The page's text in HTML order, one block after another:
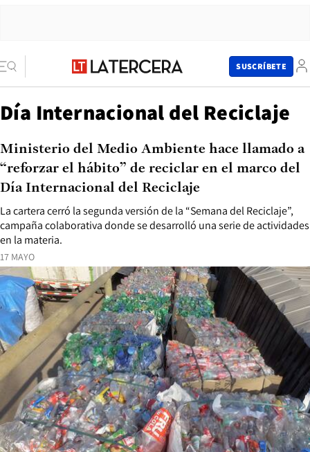
SUSCRÍBETE
Día Internacional del Reciclaje
17 MAYO
La cartera cerró la segunda versión de la “Semana del Reciclaje”,
campaña colaborativa donde se desarrolló una serie de actividades
en la materia.
Ministerio del Medio Ambiente hace llamado a
“reforzar el hábito” de reciclar en el marco del
Día Internacional del Reciclaje